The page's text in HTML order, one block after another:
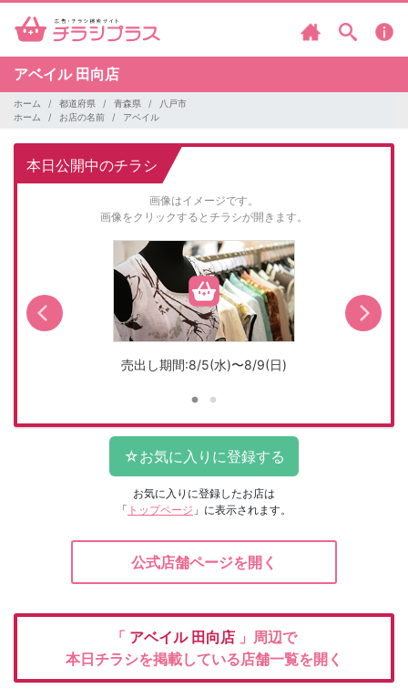
アベイル 田向店
ホーム 都道府県 青森県
八戸市
ホーム
お店の名前 アベイル
本日公開中のチラシ
画像はイメージです。
画像をクリックするとチラシが開きます。
売出し期間:8/5(水)〜8/9(日)
お気に入りに登録したお店は
「 トップページ 」に表示されます。
公式店舗ページを開く
「 アベイル 田向店 」周辺で
本日チラシを掲載している店舗一覧を開く